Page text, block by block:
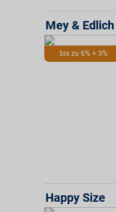
bis zu 6% + 3%
Mey & Edlich
Happy Size